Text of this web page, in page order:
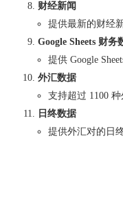
财经新闻
提供最新的财经
Google Sheets 财务
提供 Google
外汇数据
支持超过 1100
日终数据
提供外汇对的日